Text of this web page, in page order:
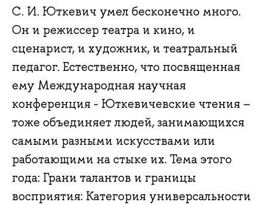
С. И. Юткевич умел бесконечно много.
Он и режиссер театра и кино, и
сценарист, и художник, и театральный
педагог. Естественно, что посвященная
ему Международная научная
конференция - Юткевичевские чтения –
тоже объединяет людей, занимающихся
самыми разными искусствами или
работающими на стыке их. Тема этого
года: Грани талантов и границы
восприятия: Категория универсальности